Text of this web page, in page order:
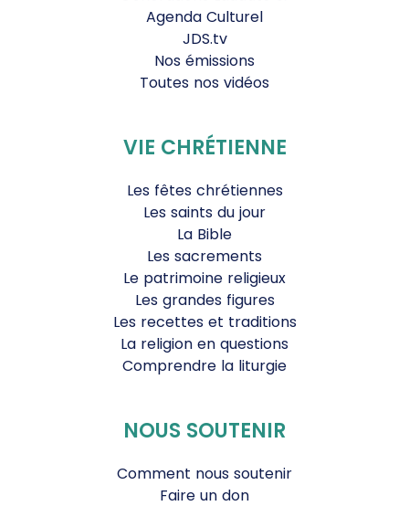
Agenda Culturel
JDS.tv
Nos émissions
Toutes nos vidéos
VIE CHRÉTIENNE
Les fêtes chrétiennes
Les saints du jour
La Bible
Les sacrements
Le patrimoine religieux
Les grandes figures
Les recettes et traditions
La religion en questions
Comprendre la liturgie
NOUS SOUTENIR
Comment nous soutenir
Faire un don